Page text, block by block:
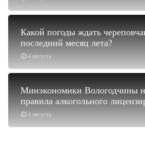
4 августа
Какой погоды ждать
последний месяц лета?
4 августа
Минэкономики Вологодчины
правила алкогольного